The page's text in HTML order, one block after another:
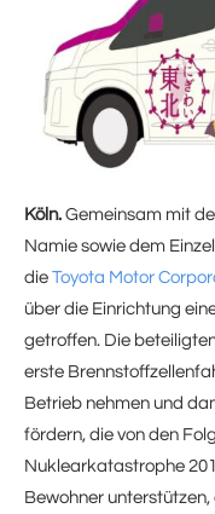
Köln. Gemeinsam mit
Namie sowie dem
die Toyota Motor
über die Einrichtung
getroffen. Die
erste
Betrieb nehmen und
fördern, die von den
Nuklearkatastrophe
Bewohner